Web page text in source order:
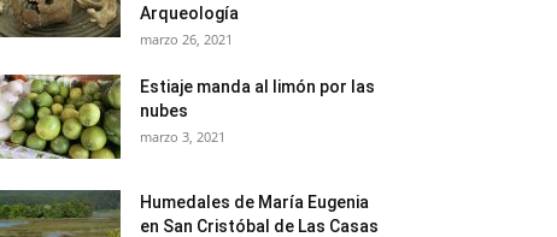
Arqueología
marzo 26, 2021
Estiaje manda al limón por las
nubes
marzo 3, 2021
Humedales de María Eugenia
en San Cristóbal de Las Casas